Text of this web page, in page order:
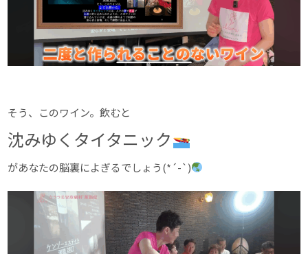
そう、このワイン。飲むと
沈みゆくタイタニック
があなたの脳裏によぎるでしょう(*´-`)